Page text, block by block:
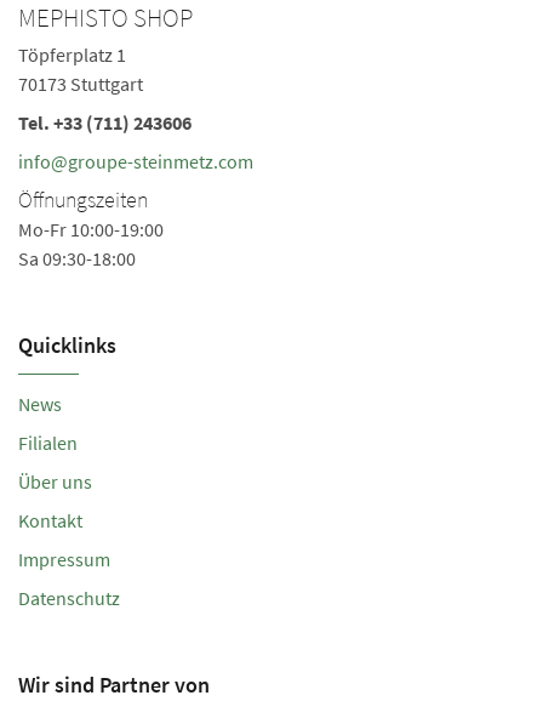
MEPHISTO SHOP
Töpferplatz 1
70173 Stuttgart
Tel. +33 (711) 243606
info@groupe-steinmetz.com
Öffnungszeiten
Mo-Fr 10:00-19:00
Sa 09:30-18:00
Quicklinks
News
Filialen
Über uns
Kontakt
Impressum
Datenschutz
Wir sind Partner von